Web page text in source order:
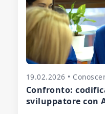
19.02.2026 •
Confronto:
sviluppatore con